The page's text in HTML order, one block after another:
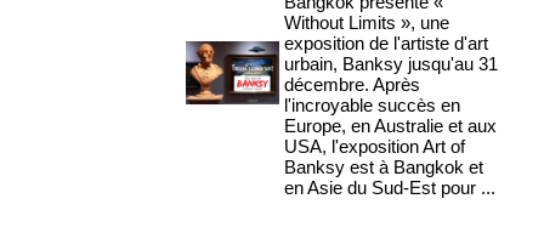
Without Limits », une
exposition de l'artiste d'art
urbain, Banksy jusqu'au 31
décembre. Après
l'incroyable succès en
Europe, en Australie et aux
USA, l'exposition Art of
Banksy est à Bangkok et
en Asie du Sud-Est pour ...